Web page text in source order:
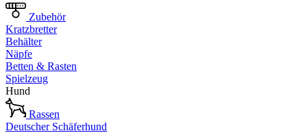
Zubehör
Kratzbretter
Behälter
Näpfe
Betten & Rasten
Spielzeug
Hund
Rassen
Deutscher Schäferhund